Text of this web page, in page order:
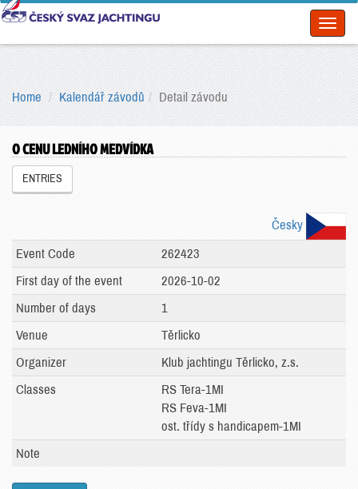
Home Kalendář závodů Detail závodu
O CENU LEDNÍHO MEDVÍDKA
ENTRIES
Česky
Event Code
262423
First day of the event
2026-10-02
Number of days
1
Venue
Těrlicko
Organizer
Klub jachtingu Těrlicko, z.s.
Classes
RS Tera-1MI
RS Feva-1MI
ost. třídy s handicapem-1MI
Note